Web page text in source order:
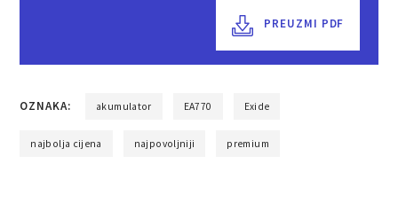
PREUZMI PDF
OZNAKA: akumulator EA770 Exide
najbolja cijena najpovoljniji premium